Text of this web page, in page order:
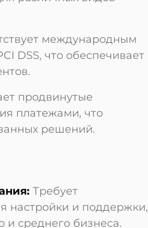
международным
DSS, что обеспечивает
продвинутые
платежами, что
решений.
Требует
настройки и поддержки,
и среднего бизнеса.